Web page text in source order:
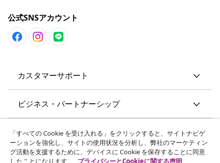
公式SNSアカウント
カスタマーサポート
ビジネス・パートナーシップ
vidaXL
その他の情報
「すべての Cookie を受け入れる」をクリックすると、サイトナビゲ
ーションを強化し、サイトの使用状況を分析し、弊社のマーケティン
グ活動を支援するために、デバイスに Cookie を保存することに同意
したことになります。
プライバシーとCookieに関する声明